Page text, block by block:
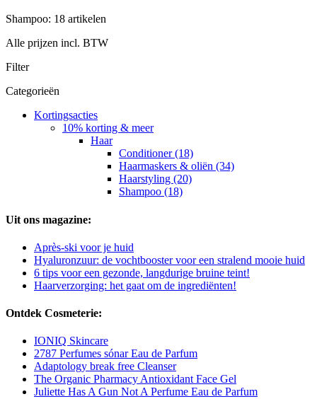
Shampoo: 18 artikelen
Alle prijzen incl. BTW
Filter
Categorieën
Kortingsacties
10% korting & meer
Haar
Conditioner (18)
Haarmaskers & oliën (34)
Haarstyling (20)
Shampoo (18)
Uit ons magazine:
Après-ski voor je huid
Hyaluronzuur: de vochtbooster voor een stralend mooie huid
6 tips voor een gezonde, langdurige bruine teint!
Haarverzorging: het gaat om de ingrediënten!
Ontdek Cosmeterie:
IONIQ Skincare
2787 Perfumes sónar Eau de Parfum
Adaptology break free Cleanser
The Organic Pharmacy Antioxidant Face Gel
Juliette Has A Gun Not A Perfume Eau de Parfum